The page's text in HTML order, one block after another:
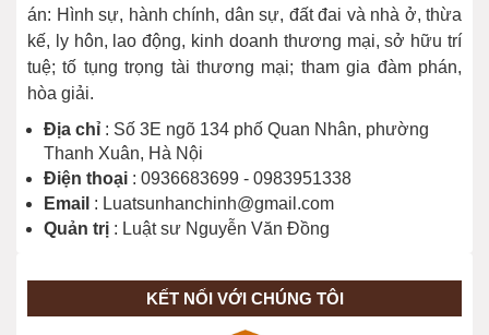
án: Hình sự, hành chính, dân sự, đất đai và nhà ở, thừa
kế, ly hôn, lao động, kinh doanh thương mại, sở hữu trí
tuệ; tố tụng trọng tài thương mại; tham gia đàm phán,
hòa giải.
Địa chỉ : Số 3E ngõ 134 phố Quan Nhân, phường
Thanh Xuân, Hà Nội
Điện thoại : 0936683699 - 0983951338
Email : Luatsunhanchinh@gmail.com
Quản trị : Luật sư Nguyễn Văn Đồng
KẾT NỐI VỚI CHÚNG TÔI